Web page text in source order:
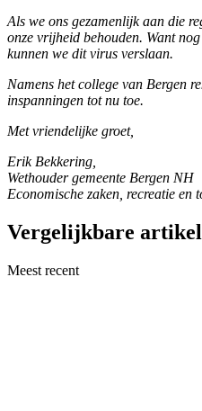
Als we ons gezamenlijk aan die
onze vrijheid behouden. Want
kunnen we dit virus verslaan.
Namens het college van Bergen
inspanningen tot nu toe.
Met vriendelijke groet,
Erik Bekkering,
Wethouder gemeente Bergen NH
Economische zaken, recreatie en
Vergelijkbare
Meest recent